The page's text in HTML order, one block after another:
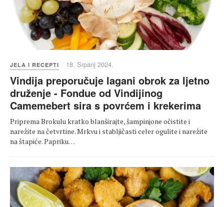
JELA I RECEPTI 18. Srpanj 2024.
Vindija preporučuje lagani obrok za ljetno
druženje - Fondue od Vindijinog
Camemebert sira s povrćem i krekerima
Priprema Brokulu kratko blanširajte, šampinjone očistite i
narežite na četvrtine. Mrkvu i stabljičasti celer ogulite i narežite
na štapiće. Papriku…